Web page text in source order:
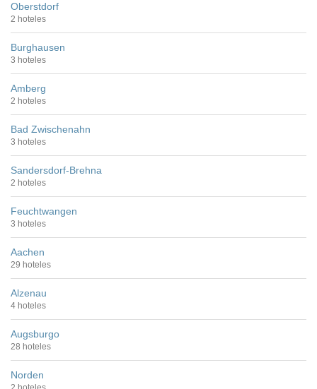
Oberstdorf
2 hoteles
Burghausen
3 hoteles
Amberg
2 hoteles
Bad Zwischenahn
3 hoteles
Sandersdorf-Brehna
2 hoteles
Feuchtwangen
3 hoteles
Aachen
29 hoteles
Alzenau
4 hoteles
Augsburgo
28 hoteles
Norden